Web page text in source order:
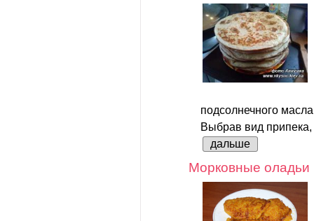
подсолнечного
Выбрав вид припека,
дальше
Морковные оладьи